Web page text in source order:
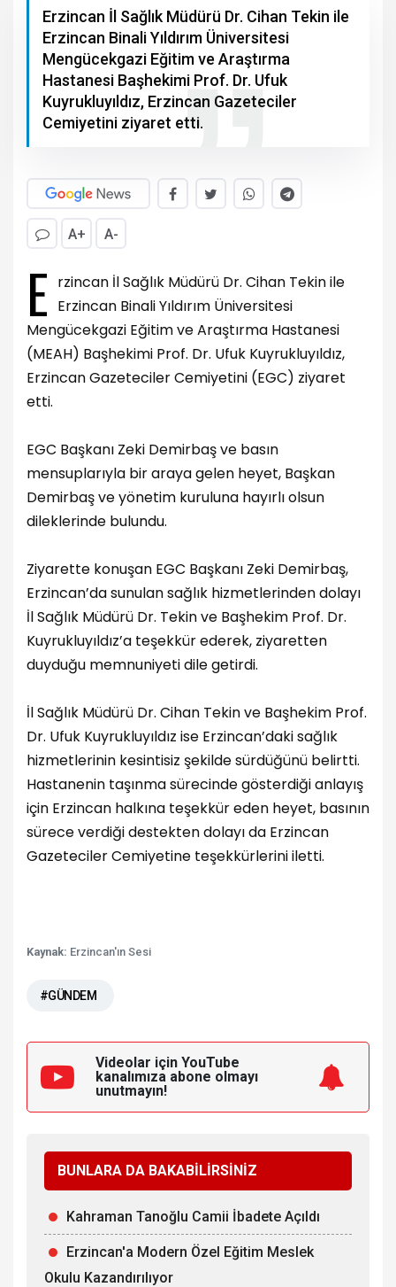
Erzincan İl Sağlık Müdürü Dr. Cihan Tekin ile
Erzincan Binali Yıldırım Üniversitesi
Mengücekgazi Eğitim ve Araştırma
Hastanesi Başhekimi Prof. Dr. Ufuk
Kuyrukluyıldız, Erzincan Gazeteciler
Cemiyetini ziyaret etti.
A+ A-
E rzincan İl Sağlık Müdürü Dr. Cihan Tekin ile
Erzincan Binali Yıldırım Üniversitesi
Mengücekgazi Eğitim ve Araştırma Hastanesi
(MEAH) Başhekimi Prof. Dr. Ufuk Kuyrukluyıldız,
Erzincan Gazeteciler Cemiyetini (EGC) ziyaret
etti.
EGC Başkanı Zeki Demirbaş ve basın
mensuplarıyla bir araya gelen heyet, Başkan
Demirbaş ve yönetim kuruluna hayırlı olsun
dileklerinde bulundu.
Ziyarette konuşan EGC Başkanı Zeki Demirbaş,
Erzincan’da sunulan sağlık hizmetlerinden dolayı
İl Sağlık Müdürü Dr. Tekin ve Başhekim Prof. Dr.
Kuyrukluyıldız’a teşekkür ederek, ziyaretten
duyduğu memnuniyeti dile getirdi.
İl Sağlık Müdürü Dr. Cihan Tekin ve Başhekim Prof.
Dr. Ufuk Kuyrukluyıldız ise Erzincan’daki sağlık
hizmetlerinin kesintisiz şekilde sürdüğünü belirtti.
Hastanenin taşınma sürecinde gösterdiği anlayış
için Erzincan halkına teşekkür eden heyet, basının
sürece verdiği destekten dolayı da Erzincan
Gazeteciler Cemiyetine teşekkürlerini iletti.
Kaynak: Erzincan'ın Sesi
#GÜNDEM
Videolar için YouTube
kanalımıza abone olmayı
unutmayın!
BUNLARA DA BAKABİLİRSİNİZ
Kahraman Tanoğlu Camii İbadete Açıldı
Erzincan'a Modern Özel Eğitim Meslek
Okulu Kazandırılıyor